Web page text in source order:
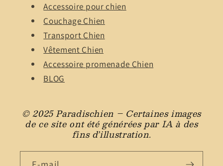
Accessoire pour chien
Couchage Chien
Transport Chien
Vêtement Chien
Accessoire promenade Chien
BLOG
© 2025 Paradischien – Certaines images
de ce site ont été générées par IA à des
fins d’illustration.